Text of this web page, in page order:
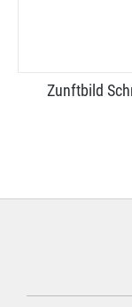
Zunftbild